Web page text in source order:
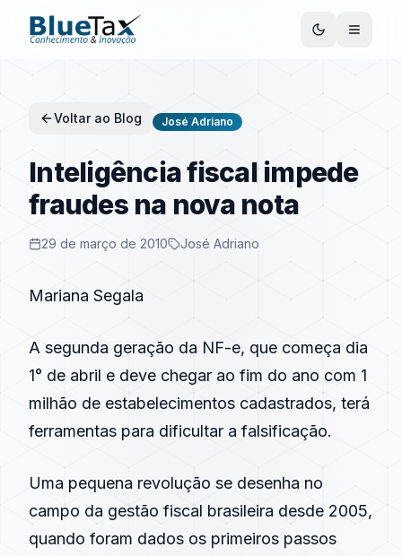
Voltar ao Blog José Adriano
Inteligência fiscal impede
fraudes na nova nota
29 de março de 2010 José Adriano
Mariana Segala
A segunda geração da NF-e, que começa dia
1° de abril e deve chegar ao fim do ano com 1
milhão de estabelecimentos cadastrados, terá
ferramentas para dificultar a falsificação.
Uma pequena revolução se desenha no
campo da gestão fiscal brasileira desde 2005,
quando foram dados os primeiros passos